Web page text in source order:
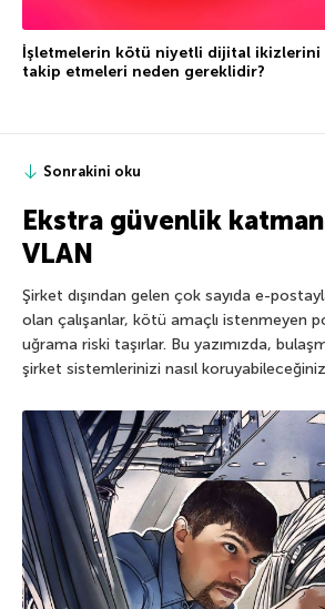
İşletmelerin kötü niyetli dijital ikizlerini
takip etmeleri neden gereklidir?
Sonrakini oku
Ekstra güvenlik
VLAN
Şirket dışından gelen çok sayıda e-
olan çalışanlar, kötü amaçlı istenmeyen
uğrama riski taşırlar. Bu yazımızda,
şirket sistemlerinizi nasıl